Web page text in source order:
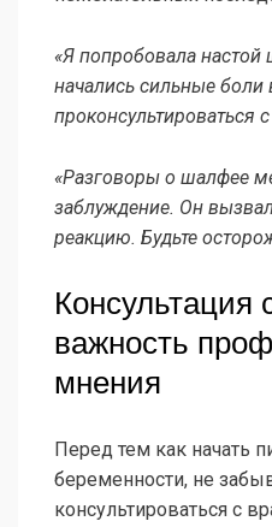
«Я попробовала
начались сильные
проконсультироваться
«Разговоры о шалфее
заблуждение. Он
реакцию. Будьте
Консультация
важность
мнения
Перед тем как начать
беременности, не
консультироваться с